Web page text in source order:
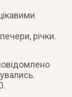
річки.